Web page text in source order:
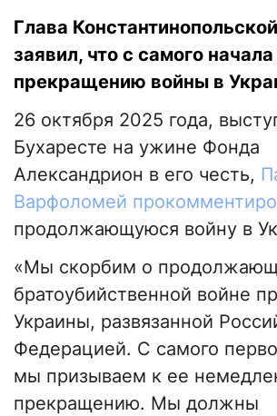
Глава
заявил, что с самого
прекращению войны в
26 октября 2025 года,
Бухаресте на ужине Фонда
Александрион в его честь,
Варфоломей
продолжающуюся войну в
«Мы скорбим о
братоубийственной войне
Украины, развязанной
Федерацией. С самого
мы призываем к ее
прекращению. Мы должны